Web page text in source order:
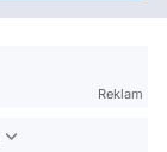
Reklam